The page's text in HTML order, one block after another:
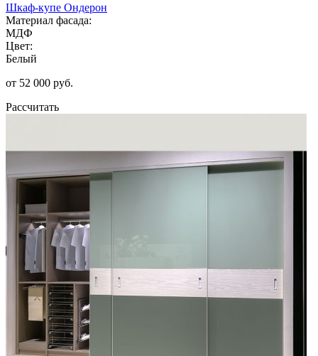
Шкаф-купе Ондерон
Материал фасада:
МДФ
Цвет:
Белый
от 52 000 руб.
Рассчитать